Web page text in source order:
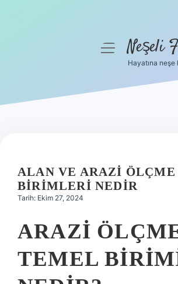
Hakkımızda
menüyüNeşeli
Hayatına
ALAN VE ARAZI ÖLÇME
BIRIMLERI NEDIR
Tarih: Ekim 27, 2024
ARAZI
TEMEL